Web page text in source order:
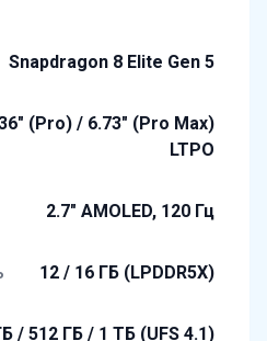
Snapdragon 8 Elite Gen 5
(Pro) / 6.73" (Pro Max)
LTPO
2.7" AMOLED, 120 Гц
12 / 16 ГБ (LPDDR5X)
/ 512 ГБ / 1 ТБ (UFS 4.1)